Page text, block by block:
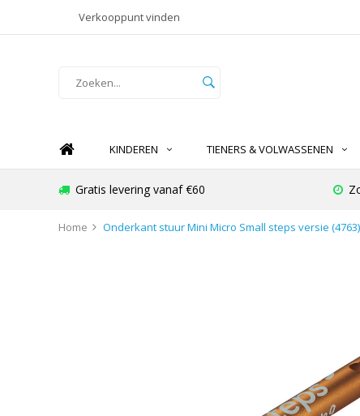
Verkooppunt vinden
KINDEREN TIENERS & VOLWASSENEN
Gratis levering vanaf €60
Home Onderkant stuur Mini Micro Small steps versie (4763)